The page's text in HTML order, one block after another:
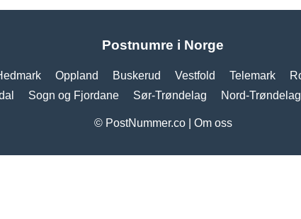
Postnumre i Norge
Oppland Buskerud Vestfold Telemark
Sogn og Fjordane Sør-Trøndelag Nord-Trøndelag
© PostNummer.co | Om oss